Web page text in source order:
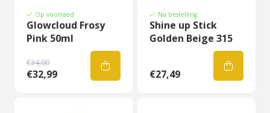
Op voorraad
Glowcloud Frosy
Pink 50ml
€34,00
€32,99
Na bestelling
Shine up Stick
Golden Beige 315
€27,49